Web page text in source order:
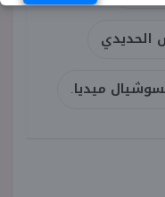
الحديدي
ميديا.